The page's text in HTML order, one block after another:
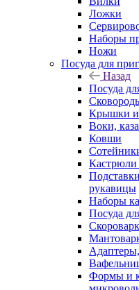
Ложки
Наборы
Ножи
Посуда для
Назад
Посуда
Крышки и
Воки,
Ковши
рукавицы
Наборы
Посуда
Адаптеры,
Формы и